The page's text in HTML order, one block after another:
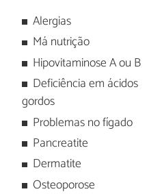
Alergias
Má nutrição
Hipovitaminose A ou B
Deficiência em ácidos
gordos
Problemas no fígado
Pancreatite
Dermatite
Osteoporose